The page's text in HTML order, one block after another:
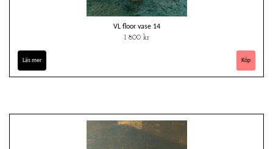
VL floor vase 14
1 800 kr
Läs mer